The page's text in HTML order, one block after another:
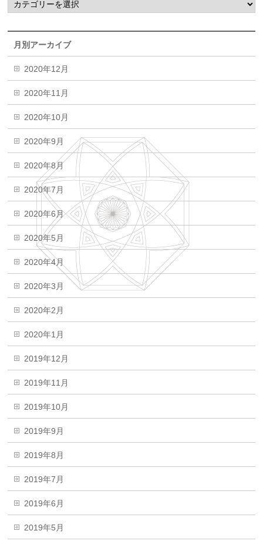
月別アーカイブ
2020年12月
2020年11月
2020年10月
2020年9月
2020年8月
2020年7月
2020年6月
2020年5月
2020年4月
2020年3月
2020年2月
2020年1月
2019年12月
2019年11月
2019年10月
2019年9月
2019年8月
2019年7月
2019年6月
2019年5月